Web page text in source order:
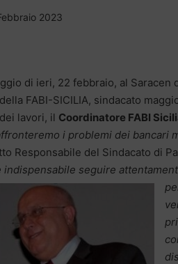
2023
di ieri, 22 febbraio, al Saracen
FABI-SICILIA, sindacato
lavori, il Coordinatore FABI
i problemi dei bancari
Responsabile del Sindacato di
indispensabile seguire